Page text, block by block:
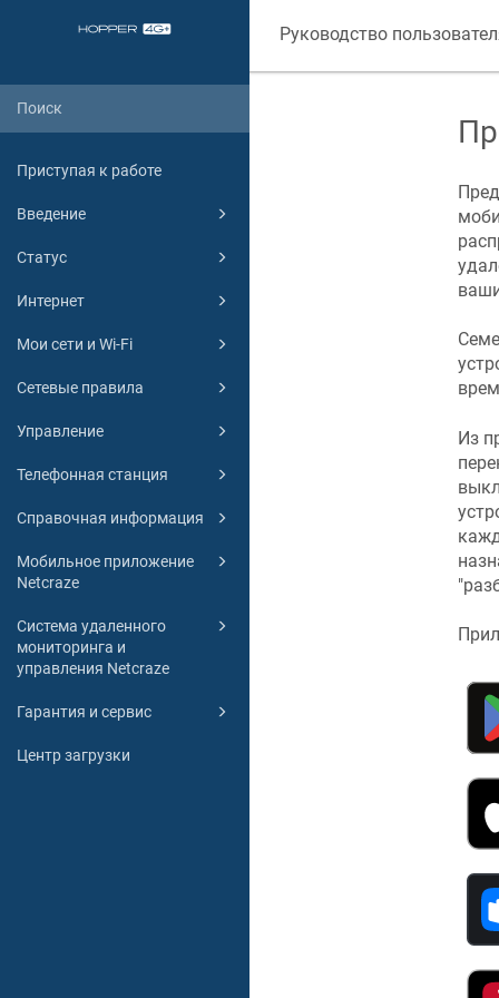
Приступая к работе
Введение
Статус
Интернет
Мои сети и Wi-Fi
Сетевые правила
Управление
Телефонная станция
Справочная информация
Мобильное приложение
Netcraze
Система удаленного
мониторинга и
управления Netcraze
Гарантия и сервис
Центр загрузки
Руководство
Из